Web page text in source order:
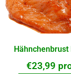
Hähnchenbrust
€23,99